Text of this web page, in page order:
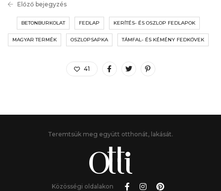
Előző bejegyzés
BETONBURKOLAT FEDLAP KERÍTÉS- ÉS OSZLOP FEDLAPOK
MAGYAR TERMÉK OSZLOPSAPKA TÁMFAL- ÉS KÉMÉNY FEDKÖVEK
41
Teremtsük meg együtt otthonát, lakását.
Közösségi oldalakon